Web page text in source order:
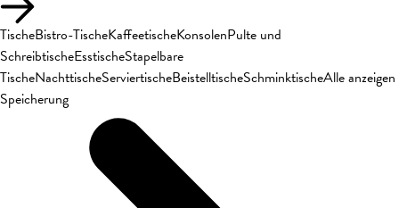
TischeBistro-TischeKaffeetischeKonsolenPulte und
SchreibtischeEsstischeStapelbare
TischeNachttischeServiertischeBeistelltischeSchminktischeAlle anzeigen
Speicherung